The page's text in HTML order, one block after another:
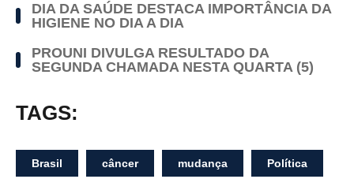
DIA DA SAÚDE DESTACA IMPORTÂNCIA DA
HIGIENE NO DIA A DIA
PROUNI DIVULGA RESULTADO DA
SEGUNDA CHAMADA NESTA QUARTA (5)
TAGS:
Brasil câncer mudança Política